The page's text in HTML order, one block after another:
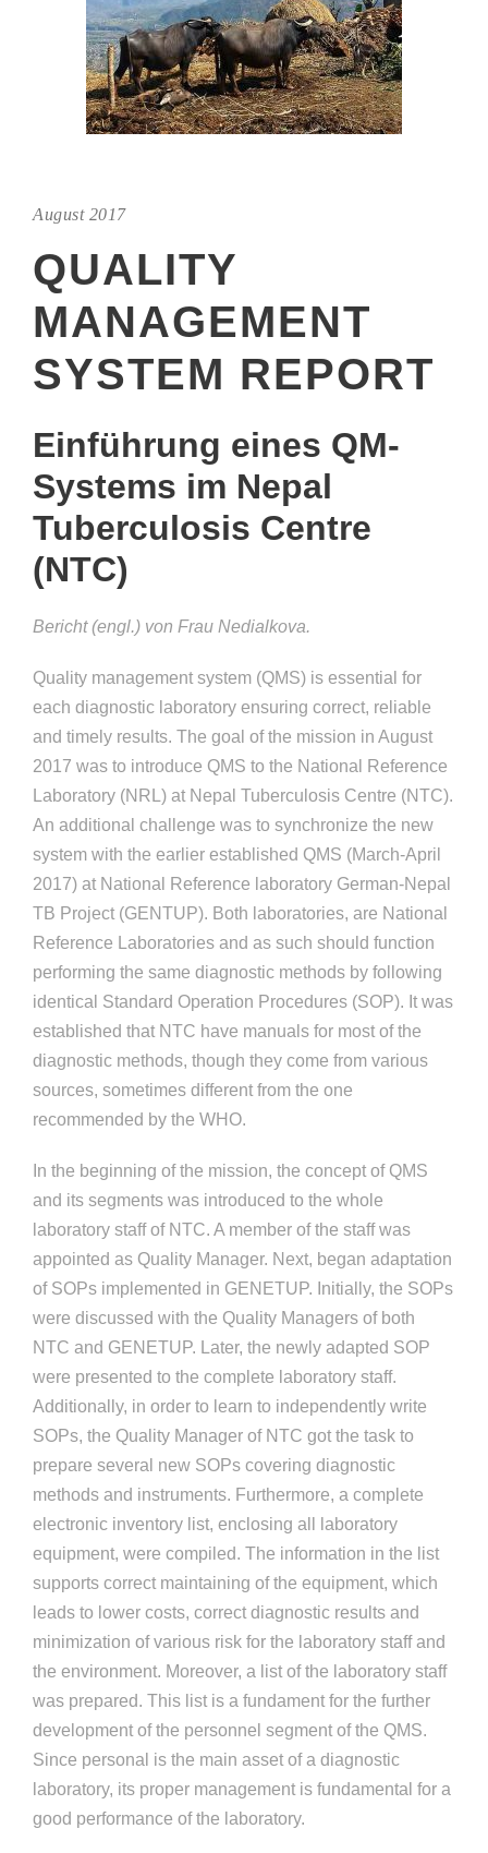
August 2017
QUALITY
MANAGEMENT
SYSTEM REPORT
Einführung eines QM-
Systems im Nepal
Tuberculosis Centre
(NTC)
Bericht (engl.) von Frau Nedialkova.
Quality management system (QMS) is essential for
each diagnostic laboratory ensuring correct, reliable
and timely results. The goal of the mission in August
2017 was to introduce QMS to the National Reference
Laboratory (NRL) at Nepal Tuberculosis Centre (NTC).
An additional challenge was to synchronize the new
system with the earlier established QMS (March-April
2017) at National Reference laboratory German-Nepal
TB Project (GENTUP). Both laboratories, are National
Reference Laboratories and as such should function
performing the same diagnostic methods by following
identical Standard Operation Procedures (SOP). It was
established that NTC have manuals for most of the
diagnostic methods, though they come from various
sources, sometimes different from the one
recommended by the WHO.
In the beginning of the mission, the concept of QMS
and its segments was introduced to the whole
laboratory staff of NTC. A member of the staff was
appointed as Quality Manager. Next, began adaptation
of SOPs implemented in GENETUP. Initially, the SOPs
were discussed with the Quality Managers of both
NTC and GENETUP. Later, the newly adapted SOP
were presented to the complete laboratory staff.
Additionally, in order to learn to independently write
SOPs, the Quality Manager of NTC got the task to
prepare several new SOPs covering diagnostic
methods and instruments. Furthermore, a complete
electronic inventory list, enclosing all laboratory
equipment, were compiled. The information in the list
supports correct maintaining of the equipment, which
leads to lower costs, correct diagnostic results and
minimization of various risk for the laboratory staff and
the environment. Moreover, a list of the laboratory staff
was prepared. This list is a fundament for the further
development of the personnel segment of the QMS.
Since personal is the main asset of a diagnostic
laboratory, its proper management is fundamental for a
good performance of the laboratory.